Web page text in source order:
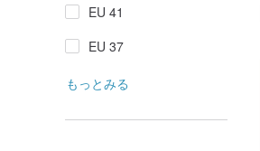
EU 41
EU 37
もっとみる